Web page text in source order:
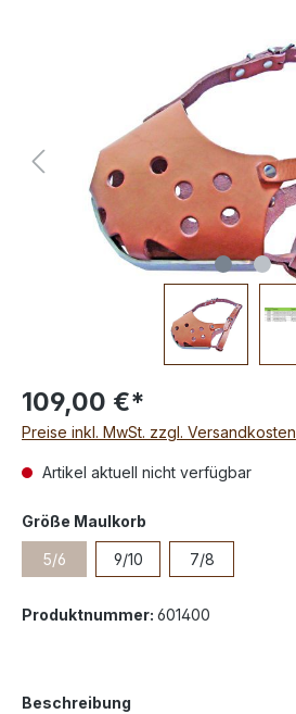
109,00 €*
Preise inkl. MwSt. zzgl. Versandkosten
Artikel aktuell nicht verfügbar
Größe Maulkorb
5/6 9/10 7/8
Produktnummer: 601400
Beschreibung